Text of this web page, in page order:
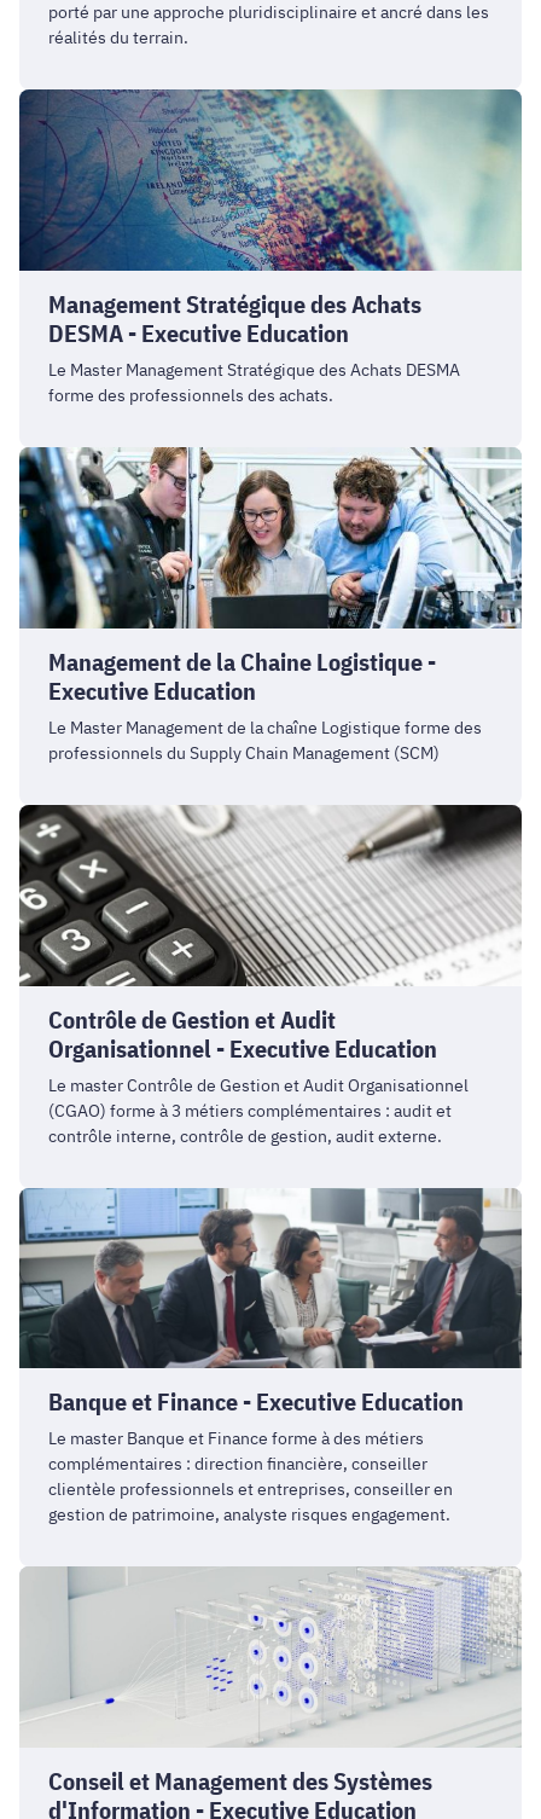
porté par une approche pluridisciplinaire et ancré dans les
réalités du terrain.
Management
Stratégique
des
Achats
DESMA
Executive
Education
Management Stratégique des Achats
DESMA - Executive Education
Le Master Management Stratégique des Achats DESMA
forme des professionnels des achats.
Management
de
la
Chaine
Logistique
-
Executive
Education
Management de la Chaine Logistique -
Executive Education
Le Master Management de la chaîne Logistique forme des
professionnels du Supply Chain Management (SCM)
Contrôle
de
Gestion
et
Audit
Organisationnel
-
Executive
Education
Contrôle de Gestion et Audit
Organisationnel - Executive Education
Le master Contrôle de Gestion et Audit Organisationnel
(CGAO) forme à 3 métiers complémentaires : audit et
contrôle interne, contrôle de gestion, audit externe.
Banque
et
Finance
-
Executive
Education
Banque et Finance - Executive Education
Le master Banque et Finance forme à des métiers
complémentaires : direction financière, conseiller
clientèle professionnels et entreprises, conseiller en
gestion de patrimoine, analyste risques engagement.
Conseil
Systèmes
d'Information
Executive
Education
Conseil et Management des Systèmes
d'Information - Executive Education